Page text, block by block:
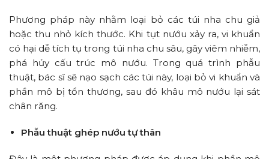
Phương pháp này nhằm loại bỏ các túi nha chu giả
hoặc thu nhỏ kích thước. Khi tụt nướu xảy ra, vi khuẩn
có hại dễ tích tụ trong túi nha chu sâu, gây viêm nhiễm,
phá hủy cấu trúc mô nướu. Trong quá trình phẫu
thuật, bác sĩ sẽ nạo sạch các túi này, loại bỏ vi khuẩn và
phần mô bị tổn thương, sau đó khâu mô nướu lại sát
chân răng.
Phẫu thuật ghép nướu tự thân